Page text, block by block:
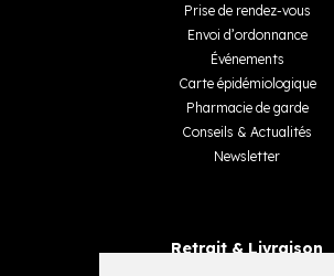
Prise de rendez-vous
Envoi d’ordonnance
Événements
Carte épidémiologique
Pharmacie de garde
Conseils & Actualités
Newsletter
Retrait & Livraison